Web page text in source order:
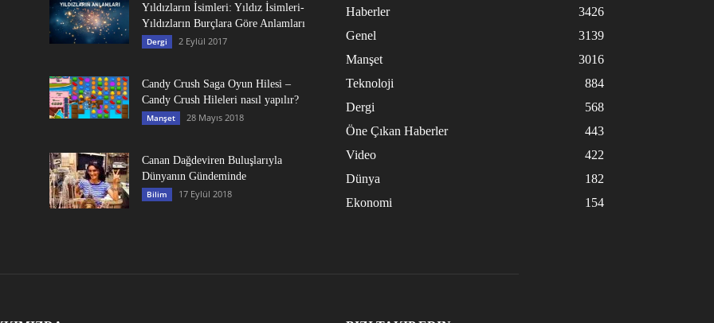
Yıldızların İsimleri: Yıldız İsimleri-
Yıldızların Burçlara Göre Anlamları
Dergi 2 Eylül 2017
Candy Crush Saga Oyun Hilesi –
Candy Crush Hileleri nasıl yapılır?
Manşet 28 Mayıs 2018
Canan Dağdeviren Buluşlarıyla
Dünyanın Gündeminde
Bilim 17 Eylül 2018
Haberler
3426
Genel
3139
Manşet
3016
Teknoloji
884
Dergi
568
Öne Çıkan Haberler
443
Video
422
Dünya
182
Ekonomi
154